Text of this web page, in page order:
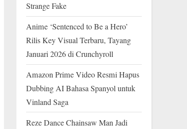
Strange Fake
Anime ‘Sentenced to Be a Hero’
Rilis Key Visual Terbaru, Tayang
Januari 2026 di Crunchyroll
Amazon Prime Video Resmi Hapus
Dubbing AI Bahasa Spanyol untuk
Vinland Saga
Reze Dance Chainsaw Man Jadi